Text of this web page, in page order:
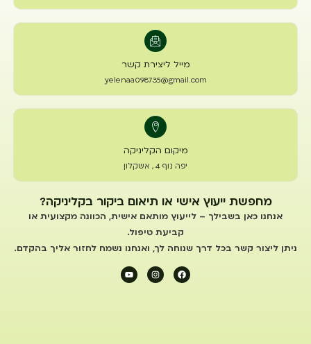
מייל ליצירת קשר
yelenaa098735@gmail.com
מיקום הקליניקה
יפה נוף 4 , אשקלון
מחפשת ייעוץ אישי או תיאום ביקור בקליניקה?
אנחנו כאן בשבילך – לייעוץ מותאם אישית, הכוונה מקצועית או
קביעת טיפול.
ניתן ליצור קשר בכל דרך שנוחה לך, ואנחנו נשמח לחזור אליך בהקדם.